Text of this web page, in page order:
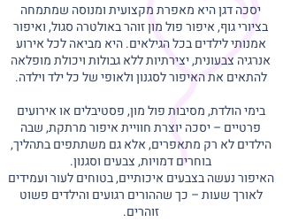
יסכה דגן היא מאפרת מקצועית ומנוסה שמתמחה
בציורי גוף, איפור פול מון זוהר באולטרה סגול, ואיפור
אמנותי לילדים בכל הגילאים. היא מביאה לכל אירוע
אנרגיה צבעונית, יצירתיות ללא גבולות ויכולת מופלאה
להתאים את האיפור לסגנון ולאופי של כל ילד וילדה.
בימי הולדת, מסיבות פול מון, פסטיבלים או אירועים
פרטיים – יסכה יוצרת חוויית איפור מרתקת, שבה
הילדים לא רק מתאפרים, אלא גם משתתפים בתהליך,
בוחרים דמויות, צבעים וסגנון.
האיפור נעשה בצבעים איכותיים, בטוחים לעור ועמידים
לאורך שעות – כך שההורים רגועים והילדים פשוט
זוהרים.